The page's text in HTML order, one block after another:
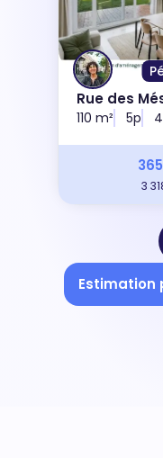
Rue des
110 m² 5p
3
Estimation